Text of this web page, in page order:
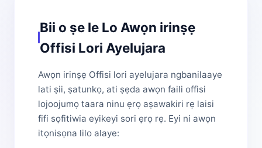
Bii o ṣe le Lo Awọn irinṣẹ
Offisi Lori Ayelujara
Awọn irinṣẹ Offisi lori ayelujara ngbanilaaye
lati ṣii, ṣatunkọ, ati ṣẹda awọn faili offisi
lojoojumọ taara ninu ẹrọ aṣawakiri rẹ laisi
fifi sọfitiwia eyikeyi sori ẹrọ rẹ. Eyi ni awọn
itọnisọna lilo alaye: